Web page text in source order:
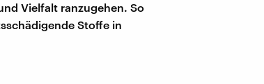
Vielfalt ranzugehen. So
Stoffe in